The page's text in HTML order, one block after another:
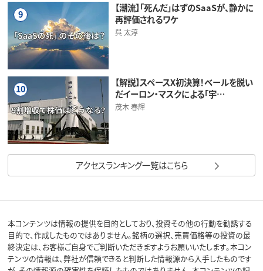
9
【潮流】「死んだ」はずのSaaSが、静かに
再評価されるワケ
呉 太淳
10
【解説】スペースX初決算！ベールを脱い
だイーロン・マスクによる「宇…
茂木 春輝
アクセスランキング一覧はこちら
本コンテンツは情報の提供を目的としており、投資その他の行動を勧誘する
目的で、作成したものではありません。銘柄の選択、売買価格等の投資の最
終決定は、お客様ご自身でご判断いただきますようお願いいたします。本コン
テンツの情報は、弊社が信頼できると判断した情報源から入手したものです